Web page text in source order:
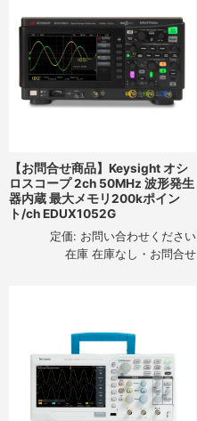
【お問合せ商品】Keysight オシ
ロスコープ 2ch 50MHz 波形発生
器内蔵 最大メモリ200kポイン
ト/ch EDUX1052G
定価: お問い合わせください
在庫 在庫なし・お問合せ